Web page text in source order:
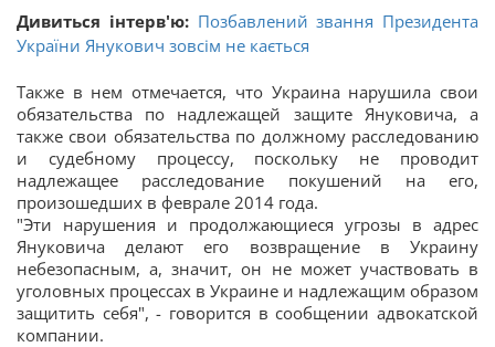
Дивиться інтерв'ю: Позбавлений звання Президента
України Янукович зовсім не кається
Также в нем отмечается, что Украина нарушила свои
обязательства по надлежащей защите Януковича, а
также свои обязательства по должному расследованию
и судебному процессу, поскольку не проводит
надлежащее расследование покушений на его,
произошедших в феврале 2014 года.
"Эти нарушения и продолжающиеся угрозы в адрес
Януковича делают его возвращение в Украину
небезопасным, а, значит, он не может участвовать в
уголовных процессах в Украине и надлежащим образом
защитить себя", - говорится в сообщении адвокатской
компании.